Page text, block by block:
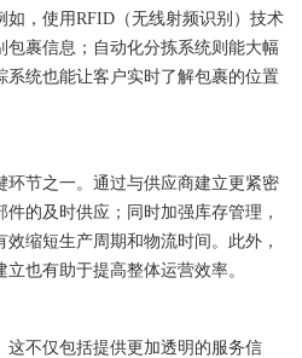
如，使用RFID（无线射频识别）技术
裹信息；自动化分拣系统则能大幅
系统也能让客户实时了解包裹的位置
节之一。通过与供应商建立更紧密
的及时供应；同时加强库存管理，
缩短生产周期和物流时间。此外，
也有助于提高整体运营效率。
不仅包括提供更加透明的服务信